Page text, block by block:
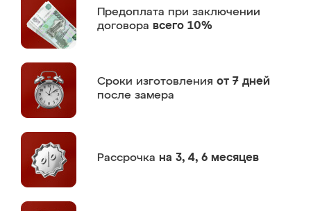
Предоплата при заключении
договора всего 10%
Сроки изготовления от 7 дней
после замера
Рассрочка на 3, 4, 6 месяцев